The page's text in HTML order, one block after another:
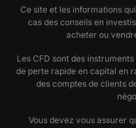
Ce site et les informations
cas des conseils en
acheter ou
Les CFD sont des
de perte rapide en capital en
des comptes de clients
Vous devez vous assurer